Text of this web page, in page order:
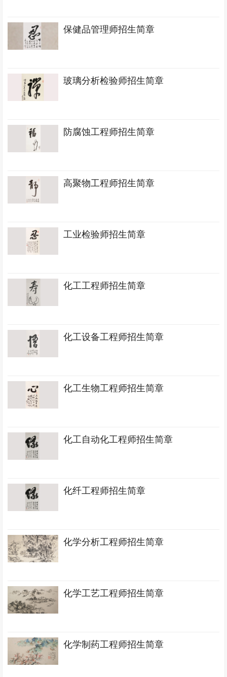
保健品管理师招生简章
玻璃分析检验师招生简章
防腐蚀工程师招生简章
高聚物工程师招生简章
工业检验师招生简章
化工工程师招生简章
化工设备工程师招生简章
化工生物工程师招生简章
化工自动化工程师招生简章
化纤工程师招生简章
化学分析工程师招生简章
化学工艺工程师招生简章
化学制药工程师招生简章